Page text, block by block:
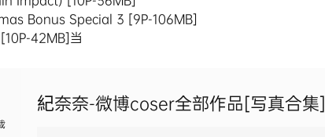
Bonus Special 3 [9P-106MB]
42MB]当
紀奈奈-微博coser全部作品[写真合集]